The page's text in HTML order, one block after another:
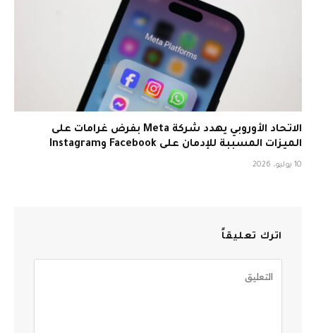
الاتحاد الأوروبي يهدد شركة Meta بفرض غرامات على
الميزات المسببة للإدمان على Facebook وInstagram
10 يوليو، 2026
اترك تعليقاً